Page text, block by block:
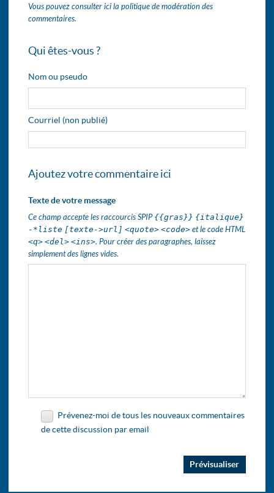
Vous pouvez consulter ici la politique de modération des
commentaires.
Qui êtes-vous ?
Nom ou pseudo
Courriel (non publié)
Ajoutez votre commentaire ici
Texte de votre message
Ce champ accepte les raccourcis SPIP {{gras}} {italique}
-*liste [texte->url] <quote> <code> et le code HTML
<q> <del> <ins>. Pour créer des paragraphes, laissez
simplement des lignes vides.
Prévenez-moi de tous les nouveaux commentaires
de cette discussion par email